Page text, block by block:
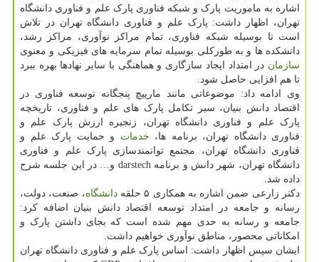
اشاره به ماموریت پارک و شبکه فناوری پارک علم و فناوری دانشگاه
تهران، اظهار داشت: پارک علم و فناوری دانشگاه تهران در تلاش
است تا بوسیله شبکه فناوری، تمام مراکز نوآوری، مراکز رشد،
دانشکده ها و به طورکلی بوسیله تمام سرمایه های فیزیکی و معنوی
سازمان در امتداد ایجاد سازگاری و هماهنگی با سایر نهادها بهره ببرد
تا هم افزایی حاصل شود.
وی ادامه داد: موضوعاتی مانند مارپیچ پنجگانه توسعه فناوری در
اقتصاد دانش بنیان، سیر تکامل پارک های علم و فناوری، تاریخچه
پارک علم و فناوری دانشگاه تهران، زنجیره ارزش پارک علم و
فناوری دانشگاه تهران، برنامه ها، خدمات و حمایت پارک علم و
فناوری دانشگاه تهران، مجتمع توانمندسازی پارک علم و فناوری
دانشگاه تهران، شهر دانش و برنامه darstech و… در این جلسه شرح
داده شد.
دکتر زارعی ضمن اشاره به همکاری ۵ حلقه
دانشگاه، صنعت، دولت،
رسانه و جامعه در امتداد توسعه اقتصاد دانش بنیان اضافه کرد:
جامعه و رسانه به حدی مهم شده است که بجای داشتن پارک و
امکاناتی محصور، مناطق نوآوری خواهیم داشت.
ایشان سپس اظهار داشت: اساس پارک علم و فناوری دانشگاه تهران